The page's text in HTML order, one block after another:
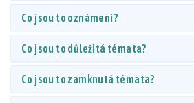
Co jsou to oznámení?
Co jsou to důležitá témata?
Co jsou to zamknutá témata?